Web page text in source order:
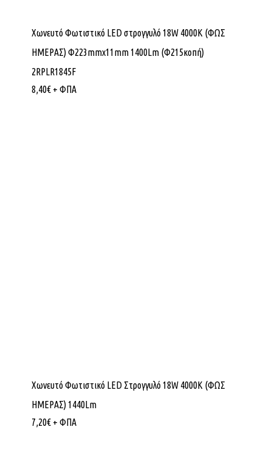
Χωνευτό Φωτιστικό LED στρογγυλό 18W 4000K (ΦΩΣ
ΗΜΕΡΑΣ) Φ223mmx11mm 1400Lm (Φ215κοπή)
2RPLR1845F
8,40€ + ΦΠΑ
Χωνευτό Φωτιστικό LED Στρογγυλό 18W 4000K (ΦΩΣ
ΗΜΕΡΑΣ) 1440Lm
7,20€ + ΦΠΑ